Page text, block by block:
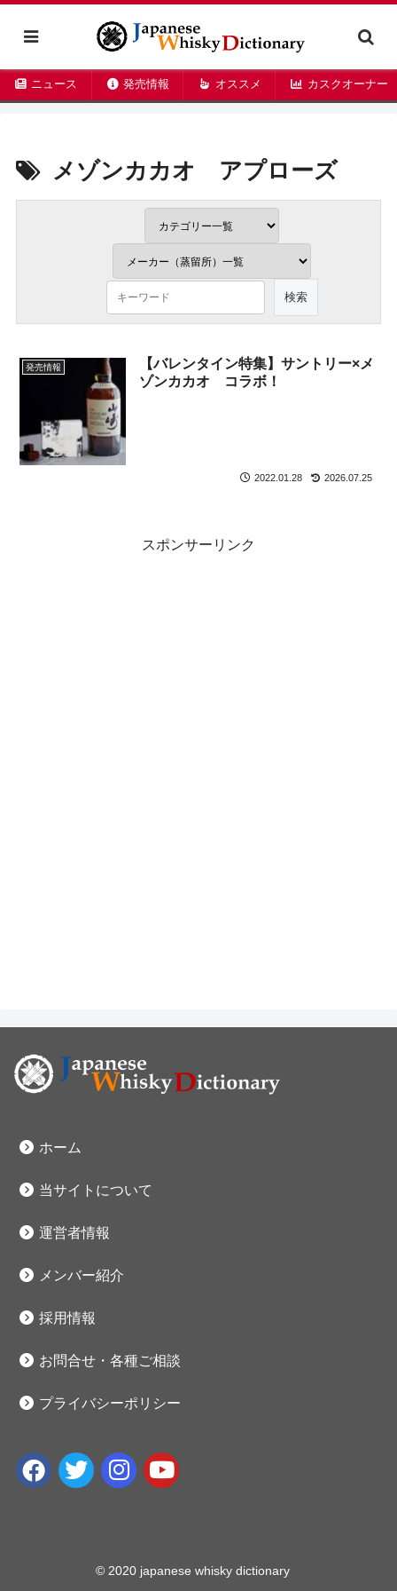
ニュース 発売情報 オススメ カスクオーナー
メゾンカカオ アプローズ
発売情報
【バレンタイン特集】サントリー×メ
ゾンカカオ コラボ！
2022.01.28 2026.07.25
スポンサーリンク
ホーム
当サイトについて
運営者情報
メンバー紹介
採用情報
お問合せ・各種ご相談
プライバシーポリシー
© 2020 japanese whisky dictionary